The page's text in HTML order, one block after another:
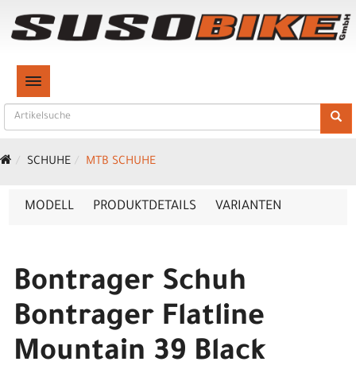
TOGGLE NAVIGATION
SCHUHE MTB SCHUHE
MODELL PRODUKTDETAILS VARIANTEN
Bontrager Schuh
Bontrager Flatline
Mountain 39 Black